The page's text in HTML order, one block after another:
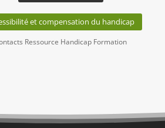
et compensation du handicap
Ressource Handicap Formation